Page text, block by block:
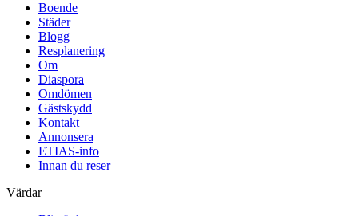
Boende
Städer
Blogg
Resplanering
Om
Diaspora
Omdömen
Gästskydd
Kontakt
Annonsera
ETIAS-info
Innan du reser
Värdar